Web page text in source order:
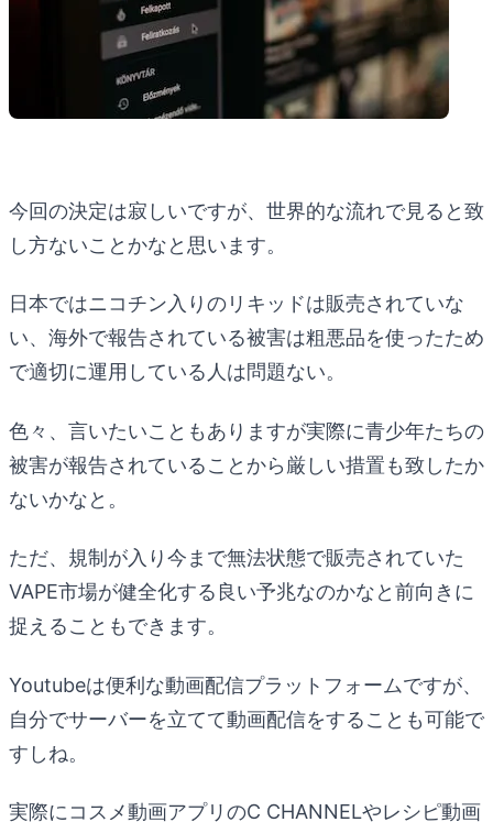
今回の決定は寂しいですが、世界的な流れで見ると致
し方ないことかなと思います。
日本ではニコチン入りのリキッドは販売されていな
い、海外で報告されている被害は粗悪品を使ったため
で適切に運用している人は問題ない。
色々、言いたいこともありますが実際に青少年たちの
被害が報告されていることから厳しい措置も致したか
ないかなと。
ただ、規制が入り今まで無法状態で販売されていた
VAPE市場が健全化する良い予兆なのかなと前向きに
捉えることもできます。
Youtubeは便利な動画配信プラットフォームですが、
自分でサーバーを立てて動画配信をすることも可能で
すしね。
実際にコスメ動画アプリのC CHANNELやレシピ動画